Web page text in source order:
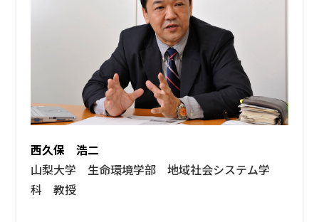
西久保 浩二
山梨大学 生命環境学部 地域社会システム学
科 教授